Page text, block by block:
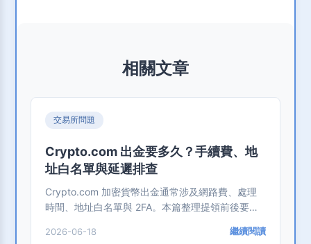
相關文章
交易所問題
Crypto.com 出金要多久？手續費、地
址白名單與延遲排查
Crypto.com 加密貨幣出金通常涉及網路費、處理
時間、地址白名單與 2FA。本篇整理提領前後要檢
2026-06-18 繼續閱讀